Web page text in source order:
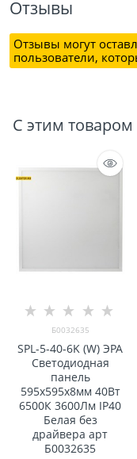
Отзывы
Отзывы могут
пользователи,
С этим
Б0032635
SPL-5-40-6K (W) ЭРА
Светодиодная
панель
595x595x8мм 40Вт
6500К 3600Лм IP40
Белая без
драйвера арт
Б0032635